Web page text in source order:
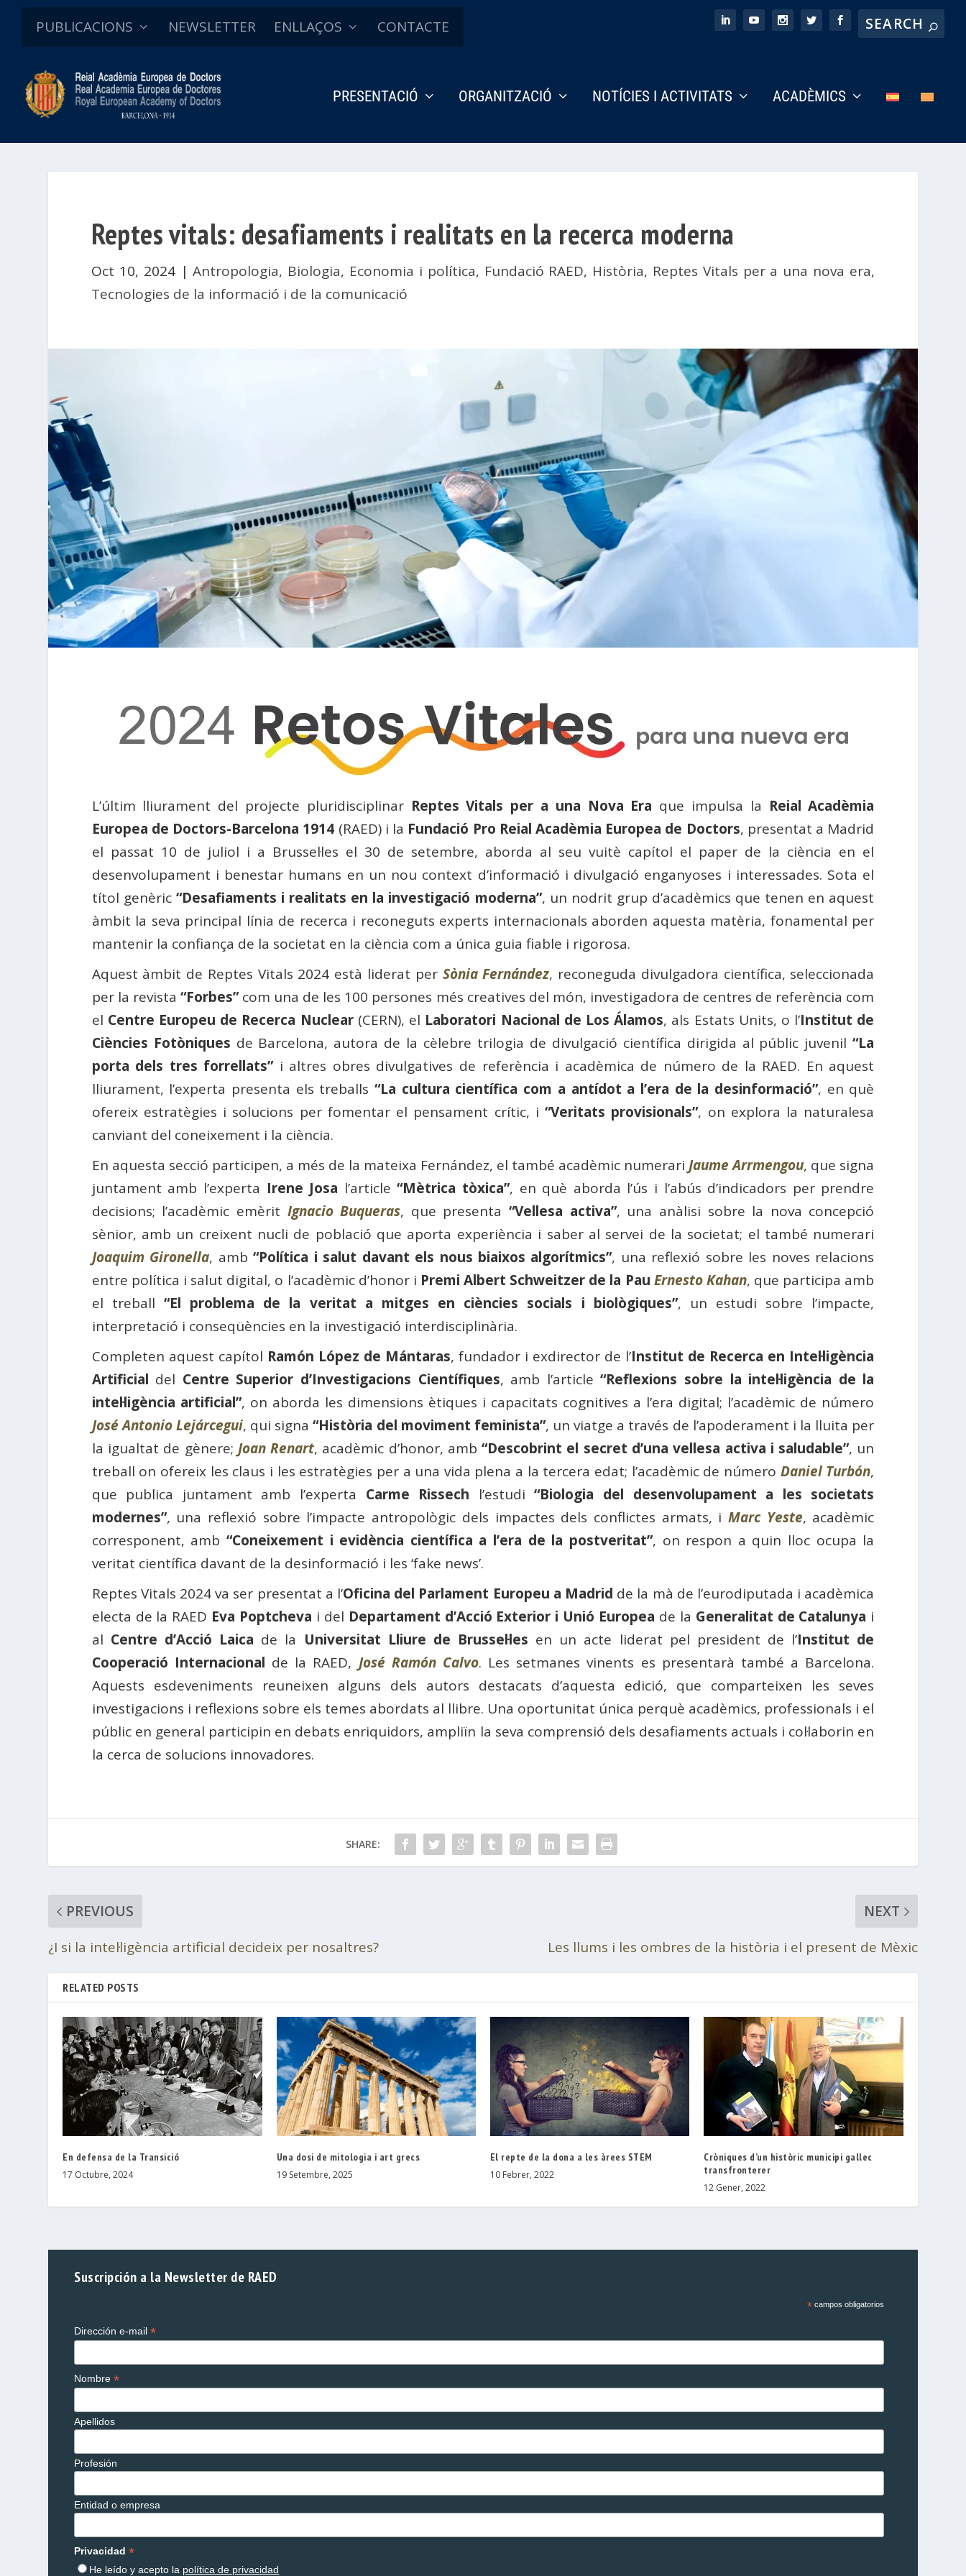
PUBLICACIONS NEWSLETTER ENLLAÇOS CONTACTE
PRESENTACIÓ ORGANITZACIÓ NOTÍCIES I ACTIVITATS ACADÈMICS
Reptes vitals: desafiaments i realitats en la recerca moderna
Oct 10, 2024|Antropologia, Biologia, Economia i política, Fundació RAED, Història, Reptes Vitals per a una nova era,
Tecnologies de la informació i de la comunicació
L’últim lliurament del projecte pluridisciplinarReptes Vitals per a una Nova Era que impulsa la Reial Acadèmia
Europea de Doctors-Barcelona 1914 (RAED) i la Fundació Pro Reial Acadèmia Europea de Doctors, presentat a Madrid
el passat 10 de juliol i a Brussel·les el 30 de setembre, aborda al seu vuitè capítol el paper de la ciència en el
desenvolupament i benestar humans en un nou context d’informació i divulgació enganyoses i interessades. Sota el
títol genèric “Desafiaments i realitats en la investigació moderna”, un nodrit grup d’acadèmics que tenen en aquest
àmbit la seva principal línia de recerca i reconeguts experts internacionals aborden aquesta matèria, fonamental per
mantenir la confiança de la societat en la ciència com a única guia fiable i rigorosa.
Aquest àmbit de Reptes Vitals 2024 està liderat per Sònia Fernández, reconeguda divulgadora científica, seleccionada
per la revista “Forbes”com una de les 100 persones més creatives del món, investigadora de centres de referència com
el Centre Europeu de Recerca Nuclear(CERN), el Laboratori Nacional de Los Álamos, als Estats Units, o l’Institut de
Ciències Fotòniques de Barcelona, ​​autora de la cèlebre trilogia de divulgació científica dirigida al públic juvenil“La
porta dels tres forrellats”i altres obres divulgatives de referència i acadèmica de número de la RAED. En aquest
lliurament, l’experta presenta els treballs “La cultura científica com a antídot a l’era de la desinformació”, en què
ofereix estratègies i solucions per fomentar el pensament crític, i“Veritats provisionals”, on explora la naturalesa
canviant del coneixement i la ciència.
En aquesta secció participen, a més de la mateixa Fernández, el també acadèmic numerariJaume Arrmengou, que signa
juntament amb l’experta Irene Josa l’article“Mètrica tòxica”, en què aborda l’ús i l’abús d’indicadors per prendre
decisions; l’acadèmic emèrit Ignacio Buqueras, que presenta“Vellesa activa”, una anàlisi sobre la nova concepció
sènior, amb un creixent nucli de població que aporta experiència i saber al servei de la societat; el també numerari
Joaquim Gironella, amb“Política i salut davant els nous biaixos algorítmics”, una reflexió sobre les noves relacions
entre política i salut digital, o l’acadèmic d’honor i Premi Albert Schweitzer de la Pau Ernesto Kahan, que participa amb
el treball “El problema de la veritat a mitges en ciències socials i biològiques”, un estudi sobre l’impacte,
interpretació i conseqüències en la investigació interdisciplinària.
Completen aquest capítol Ramón López de Mántaras, fundador i exdirector de l’Institut de Recerca en Intel·ligència
Artificial del Centre Superior d’Investigacions Científiques, amb l’article“Reflexions sobre la intel·ligència de la
intel·ligència artificial”, on aborda les dimensions ètiques i capacitats cognitives a l’era digital; l’acadèmic de número
José Antonio Lejárcegui, qui signa“Història del moviment feminista”, un viatge a través de l’apoderament i la lluita per
la igualtat de gènere; Joan Renart, acadèmic d’honor, amb“Descobrint el secret d’una vellesa activa i saludable”, un
treball on ofereix les claus i les estratègies per a una vida plena a la tercera edat; l’acadèmic de número Daniel Turbón,
que publica juntament amb l’experta Carme Rissech l’estudi“Biologia del desenvolupament a les societats
modernes”, una reflexió sobre l’impacte antropològic dels impactes dels conflictes armats, i Marc Yeste, acadèmic
corresponent, amb “Coneixement i evidència científica a l’era de la postveritat”, on respon a quin lloc ocupa la
veritat científica davant de la desinformació i les ‘fake news’.
Reptes Vitals 2024 va ser presentat a l’Oficina del Parlament Europeu a Madrid de la mà de l’eurodiputada i acadèmica
electa de la RAED Eva Poptcheva i del Departament d’Acció Exterior i Unió Europea de la Generalitat de Catalunya i
al Centre d’Acció Laica de la Universitat Lliure de Brussel·les en un acte liderat pel president de l’Institut de
Cooperació Internacional de la RAED, José Ramón Calvo. Les setmanes vinents es presentarà també a Barcelona.
Aquests esdeveniments reuneixen alguns dels autors destacats d’aquesta edició, que comparteixen les seves
investigacions i reflexions sobre els temes abordats al llibre. Una oportunitat única perquè acadèmics, professionals i el
públic en general participin en debats enriquidors, ampliïn la seva comprensió dels desafiaments actuals i col·laborin en
la cerca de solucions innovadores.
SHARE:
PREVIOUS
¿I si la intel·ligència artificial decideix per nosaltres?
NEXT
Les llums i les ombres de la història i el present de Mèxic
RELATED POSTS
En defensa de la Transició
17 Octubre, 2024
Una dosi de mitologia i art grecs
19 Setembre, 2025
El repte de la dona a les àrees STEM
10 Febrer, 2022
Cròniques d’un històric municipi gallec
transfronterer
12 Gener, 2022
Suscripción a la Newsletter de RAED
*campos obligatorios
Dirección e-mail*
Nombre*
Apellidos
Profesión
Entidad o empresa
Privacidad*
He leído y acepto la política de privacidad